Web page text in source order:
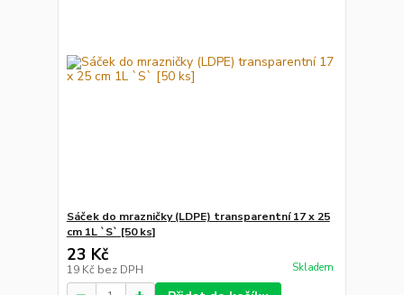
Sáček do mrazničky (LDPE) transparentní 17 x 25
cm 1L `S` [50 ks]
23 Kč
19 Kč bez DPH Skladem